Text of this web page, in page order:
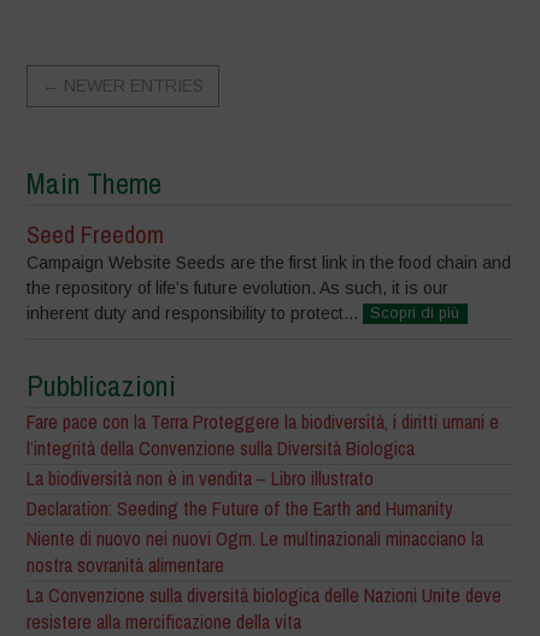
← NEWER ENTRIES
Main Theme
Seed Freedom
Campaign Website Seeds are the first link in the food chain and
the repository of life’s future evolution. As such, it is our
inherent duty and responsibility to protect...
Scopri di più
Pubblicazioni
Fare pace con la Terra Proteggere la biodiversità, i diritti umani e
l’integrità della Convenzione sulla Diversità Biologica
La biodiversità non è in vendita – Libro illustrato
Declaration: Seeding the Future of the Earth and Humanity
Niente di nuovo nei nuovi Ogm. Le multinazionali minacciano la
nostra sovranità alimentare
La Convenzione sulla diversità biologica delle Nazioni Unite deve
resistere alla mercificazione della vita